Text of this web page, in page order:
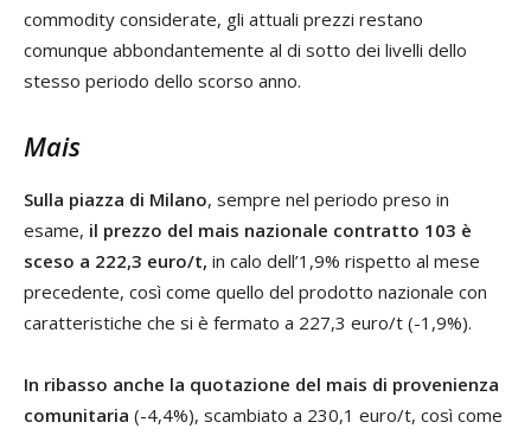
commodity considerate, gli attuali prezzi restano
comunque abbondantemente al di sotto dei livelli dello
stesso periodo dello scorso anno.
Mais
Sulla piazza di Milano, sempre nel periodo preso in
esame, il prezzo del mais nazionale contratto 103 è
sceso a 222,3 euro/t, in calo dell’1,9% rispetto al mese
precedente, così come quello del prodotto nazionale con
caratteristiche che si è fermato a 227,3 euro/t (-1,9%).
In ribasso anche la quotazione del mais di provenienza
comunitaria (-4,4%), scambiato a 230,1 euro/t, così come